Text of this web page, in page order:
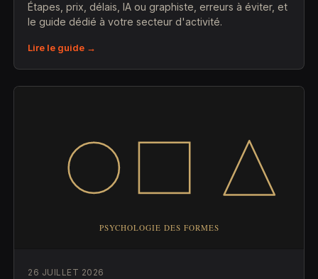
Étapes, prix, délais, IA ou graphiste, erreurs à éviter, et
le guide dédié à votre secteur d'activité.
Lire le guide →
26 JUILLET 2026